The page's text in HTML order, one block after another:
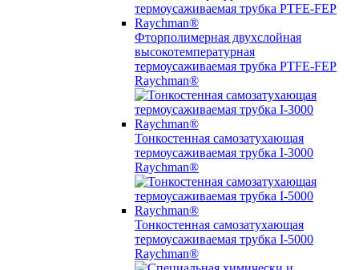
Фторполимерная двухслойная
высокотемпературная
термоусаживаемая трубка PTFE-FEP
Raychman®
Тонкостенная самозатухающая
термоусаживаемая трубка I-3000
Raychman®
Тонкостенная самозатухающая
термоусаживаемая трубка I-5000
Raychman®